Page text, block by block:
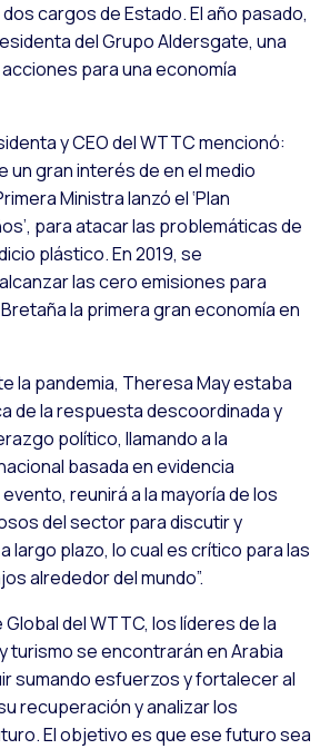
cargos de Estado. El año pasado,
del Grupo Aldersgate, una
para una economía
y CEO del WTTC mencionó:
un gran interés de en el medio
Ministra lanzó el ‘Plan
para atacar las problemáticas de
plástico. En 2019, se
las cero emisiones para
la primera gran economía en
la pandemia, Theresa May estaba
de la respuesta descoordinada y
político, llamando a la
basada en evidencia
reunirá a la mayoría de los
del sector para discutir y
largo plazo, lo cual es crítico para las
alrededor del mundo”.
del WTTC, los líderes de la
turismo se encontrarán en Arabia
sumando esfuerzos y fortalecer al
recuperación y analizar los
El objetivo es que ese futuro sea